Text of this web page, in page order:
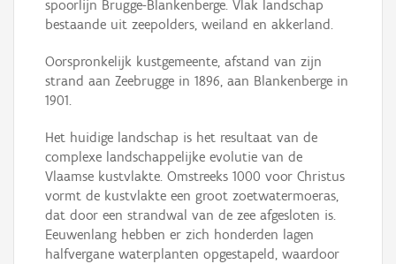
Aanmelden
spoorlijn Brugge-Blankenberge. Vlak landschap
bestaande uit zeepolders, weiland en akkerland.
Oorspronkelijk kustgemeente, afstand van zijn
strand aan Zeebrugge in 1896, aan Blankenberge in
1901.
Het huidige landschap is het resultaat van de
complexe landschappelijke evolutie van de
Vlaamse kustvlakte. Omstreeks 1000 voor Christus
vormt de kustvlakte een groot zoetwatermoeras,
dat door een strandwal van de zee afgesloten is.
Eeuwenlang hebben er zich honderden lagen
halfvergane waterplanten opgestapeld, waardoor